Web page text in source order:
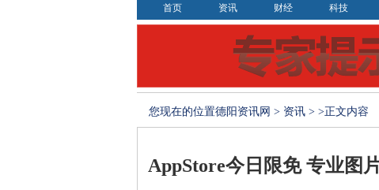
首页 资讯 财经 科技
您现在的位置德阳资讯网 > 资讯 > >正文内容
AppStore今日限免 专业图